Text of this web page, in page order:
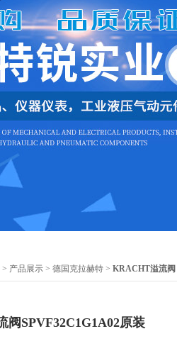
> 产品展示 > 德国克拉赫特 > KRACHT溢流阀
阀SPVF32C1G1A02原装